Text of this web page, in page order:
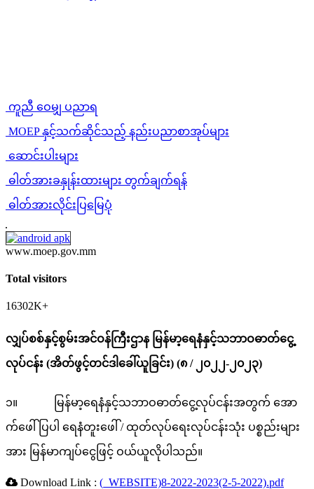
ကူညီ ဝေမျှ ပညာရ
MOEP နှင့်သက်ဆိုင်သည့် နည်းပညာစာအုပ်များ
ဆောင်းပါးများ
ဓါတ်အားခနှုန်းထားများ တွက်ချက်ရန်
ဓါတ်အားလိုင်းပြမြေပုံ
www.moep.gov.mm
Total visitors
16302K+
လျှပ်စစ်နှင့်စွမ်းအင်ဝန်ကြီးဌာန မြန်မာ့ရေနံနှင့်သဘာဝဓာတ်ငွေ့
လုပ်ငန်း (အိတ်ဖွင့်တင်ဒါခေါ်ယူခြင်း) (၈ / ၂၀၂၂-၂၀၂၃)
၁။ မြန်မာ့ရေနံနှင့်သဘာဝဓာတ်ငွေ့လုပ်ငန်းအတွက် အော
က်ဖေါ်ပြပါ ရေနံတူးဖေါ် / ထုတ်လုပ်ရေးလုပ်ငန်းသုံး ပစ္စည်းများ
အား မြန်မာကျပ်ငွေဖြင့် ဝယ်ယူလိုပါသည်။
Download Link : (_WEBSITE)8-2022-2023(2-5-2022).pdf